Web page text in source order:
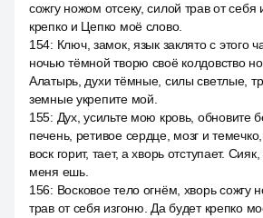
сожгу ножом отсеку, силой трав от себя
крепко и Цепко моё слово.
154: Ключ, замок, язык заклято с этого
ночью тёмной творю своё колдовство
Алатырь, духи тёмные, силы светлые,
земные укрепите мой.
155: Дух, усильте мою кровь, обновите
печень, ретивое сердце, мозг и
воск горит, тает, а хворь отступает.
меня ешь.
156: Восковое тело огнём, хворь сожгу
трав от себя изгоню. Да будет крепко